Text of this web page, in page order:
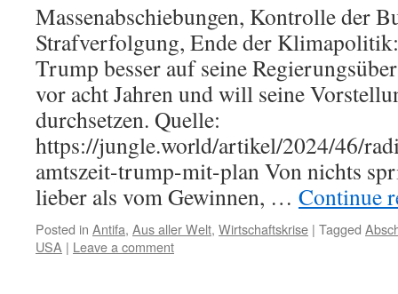
Massenabschiebungen, Kontrolle der
Strafverfolgung, Ende der
Trump besser auf seine
vor acht Jahren und will seine
durchsetzen. Quelle:
https://jungle.world/artikel/2024/46/
amtszeit-trump-mit-plan Von nichts
lieber als vom Gewinnen, … Continue
Posted in Antifa, Aus aller Welt, Wirtschaftskrise | Tagged
USA | Leave a comment